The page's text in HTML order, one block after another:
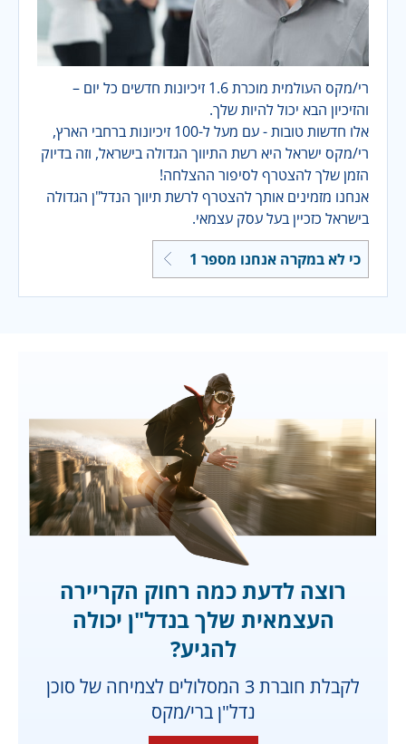
רי/מקס העולמית מוכרת 1.6 זיכיונות חדשים כל יום –
והזיכיון הבא יכול להיות שלך.
אלו חדשות טובות - עם מעל ל-100 זיכיונות ברחבי הארץ,
רי/מקס ישראל היא רשת התיווך הגדולה בישראל, וזה בדיוק
הזמן שלך להצטרף לסיפור ההצלחה!
אנחנו מזמינים אותך להצטרף לרשת תיווך הנדל"ן הגדולה
בישראל כזכיין בעל עסק עצמאי.
כי לא במקרה אנחנו מספר 1
רוצה לדעת כמה רחוק הקריירה
העצמאית שלך בנדל"ן יכולה
להגיע?
לקבלת חוברת 3 המסלולים לצמיחה של סוכן
נדל"ן ברי/מקס